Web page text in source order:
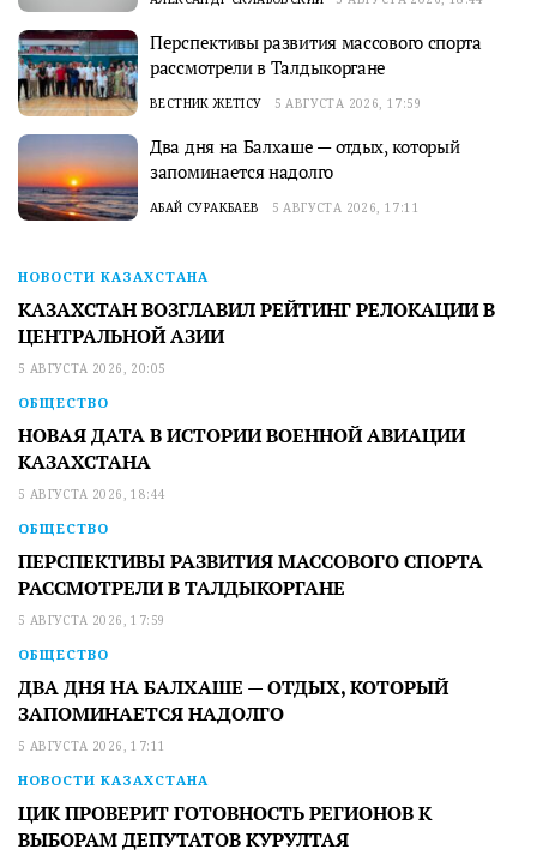
Перспективы развития массового спорта
рассмотрели в Талдыкоргане
ВЕСТНИК ЖЕТІСУ 5 АВГУСТА 2026, 17:59
Два дня на Балхаше — отдых, который
запоминается надолго
АБАЙ СУРАКБАЕВ 5 АВГУСТА 2026, 17:11
НОВОСТИ КАЗАХСТАНА
КАЗАХСТАН ВОЗГЛАВИЛ РЕЙТИНГ РЕЛОКАЦИИ В
ЦЕНТРАЛЬНОЙ АЗИИ
5 АВГУСТА 2026, 20:05
ОБЩЕСТВО
НОВАЯ ДАТА В ИСТОРИИ ВОЕННОЙ АВИАЦИИ
КАЗАХСТАНА
5 АВГУСТА 2026, 18:44
ОБЩЕСТВО
ПЕРСПЕКТИВЫ РАЗВИТИЯ МАССОВОГО СПОРТА
РАССМОТРЕЛИ В ТАЛДЫКОРГАНЕ
5 АВГУСТА 2026, 17:59
ОБЩЕСТВО
ДВА ДНЯ НА БАЛХАШЕ — ОТДЫХ, КОТОРЫЙ
ЗАПОМИНАЕТСЯ НАДОЛГО
5 АВГУСТА 2026, 17:11
НОВОСТИ КАЗАХСТАНА
ЦИК ПРОВЕРИТ ГОТОВНОСТЬ РЕГИОНОВ К
ВЫБОРАМ ДЕПУТАТОВ КУРУЛТАЯ